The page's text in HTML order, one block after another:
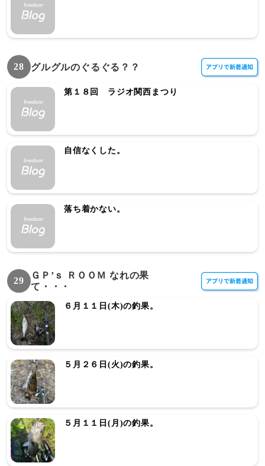
28 グルグルのぐるぐる？？
第１８回 ラジオ関西まつり
自信なくした。
落ち着かない。
29
ＧＰ’ｓ ＲＯＯＭ なれの果
て・・・
６月１１日(木)の釣果。
５月２６日(火)の釣果。
５月１１日(月)の釣果。